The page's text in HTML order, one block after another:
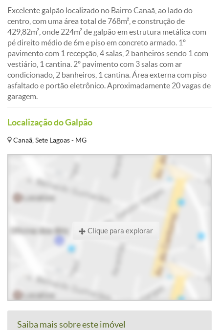
Excelente galpão localizado no Bairro Canaã, ao lado do
centro, com uma área total de 768m², e construção de
429,82m², onde 224m² de galpão em estrutura metálica com
pé direito médio de 6m e piso em concreto armado. 1º
pavimento com 1 recepção, 4 salas, 2 banheiros sendo 1 com
vestiário, 1 cantina. 2º pavimento com 3 salas com ar
condicionado, 2 banheiros, 1 cantina. Área externa com piso
asfaltado e portão eletrônico. Aproximadamente 20 vagas de
garagem.
Localização do Galpão
Canaã, Sete Lagoas - MG
Clique para explorar
Saiba mais sobre este imóvel